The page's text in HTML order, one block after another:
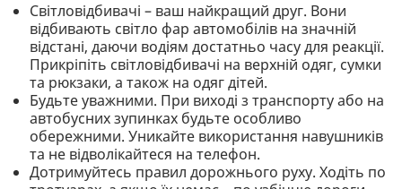
Світловідбивачі – ваш найкращий друг. Вони
відбивають світло фар автомобілів на значній
відстані, даючи водіям достатньо часу для реакції.
Прикріпіть світловідбивачі на верхній одяг, сумки
та рюкзаки, а також на одяг дітей.
Будьте уважними. При виході з транспорту або на
автобусних зупинках будьте особливо
обережними. Уникайте використання навушників
та не відволікайтеся на телефон.
Дотримуйтесь правил дорожнього руху. Ходіть по